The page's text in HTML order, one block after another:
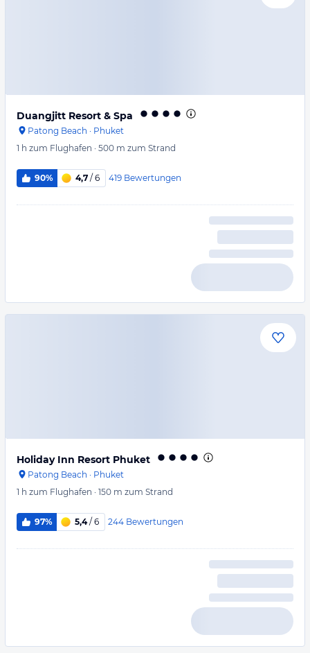
Duangjitt Resort & Spa
Patong Beach · Phuket
1 h zum Flughafen · 500 m zum Strand
90% 4,7 / 6 419 Bewertungen
Holiday Inn Resort Phuket
Patong Beach · Phuket
1 h zum Flughafen · 150 m zum Strand
97% 5,4/ 6 244 Bewertungen